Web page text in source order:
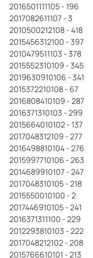
2016501111105 - 196
2017082611107 - 3
2010500212108 - 418
2015456312100 - 397
2010479511103 - 378
2015552310109 - 345
2019630910106 - 341
2015372210108 - 67
2016808410109 - 287
2016371310103 - 299
2015664010102 - 137
2017048312109 - 277
2016498810104 - 276
2015997710106 - 263
2014689910107 - 247
2017048310105 - 218
2015550010100 - 2
2017446910105 - 241
2016371311100 - 229
2012293810103 - 222
2017048212102 - 208
2015766610101 - 213